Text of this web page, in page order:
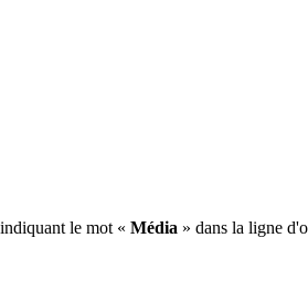
le mot « Média » dans la ligne